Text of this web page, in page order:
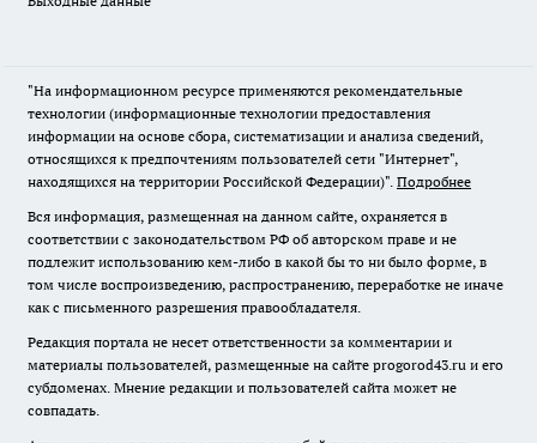
"На информационном ресурсе применяются рекомендательные
технологии (информационные технологии предоставления
информации на основе сбора, систематизации и анализа сведений,
относящихся к предпочтениям пользователей сети "Интернет",
находящихся на территории Российской Федерации)". Подробнее
Вся информация, размещенная на данном сайте, охраняется в
соответствии с законодательством РФ об авторском праве и не
подлежит использованию кем-либо в какой бы то ни было форме, в
том числе воспроизведению, распространению, переработке не иначе
как с письменного разрешения правообладателя.
Редакция портала не несет ответственности за комментарии и
материалы пользователей, размещенные на сайте progorod43.ru и его
субдоменах. Мнение редакции и пользователей сайта может не
совпадать.